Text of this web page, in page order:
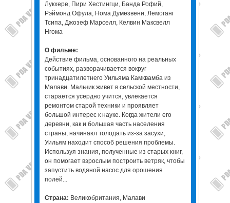
Лукхере, Пири Хестингци, Банда Рофий,
Рэймонд Офула, Нома Думезвени, Лемоганг
Тсипа, Джозеф Марселл, Келвин Максвелл
Нгома
О фильме:
Действие фильма, основанного на реальных
событиях, разворачивается вокруг
тринадцатилетнего Уильяма Камквамба из
Малави. Мальчик живет в сельской местности,
старается усердно учится, увлекается
ремонтом старой техники и проявляет
большой интерес к науке. Когда жители его
деревни, как и большая часть населения
страны, начинают голодать из-за засухи,
Уильям находит способ решения проблемы.
Используя знания, полученные из старых книг,
он помогает взрослым построить ветряк, чтобы
запустить водяной насос для орошения
полей...
Страна: Великобритания, Малави